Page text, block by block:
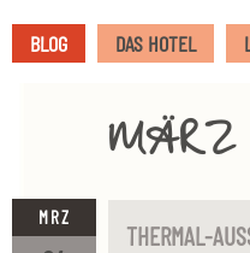
BLOG DAS HOTEL
MÄRZ
MRZ
THERMAL-